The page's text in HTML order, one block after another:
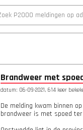
Brandweer met
datum: 06-09-2021, 614 keer
De melding kwam binnen
brandweer is met spoed